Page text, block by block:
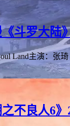
斗罗大陆
Land主演：张
不良人6